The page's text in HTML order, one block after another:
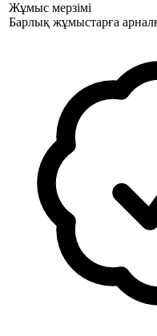
Жұмыс мерзімі
Барлық жұмыстарға